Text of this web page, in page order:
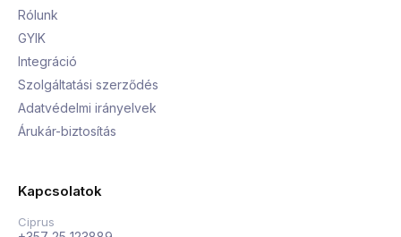
Rólunk
GYIK
Integráció
Szolgáltatási szerződés
Adatvédelmi irányelvek
Árukár-biztosítás
Kapcsolatok
Ciprus